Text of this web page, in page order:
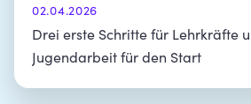
02.04.2026
Drei erste Schritte für Lehrkräfte
Jugendarbeit für den Start